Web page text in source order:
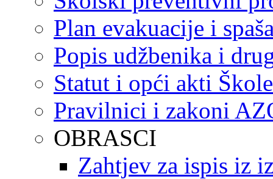
Plan evakuacije i
Popis udžbenika i
Statut i opći akti Škole
Pravilnici i zakoni
OBRASCI
Zahtjev za ispis iz